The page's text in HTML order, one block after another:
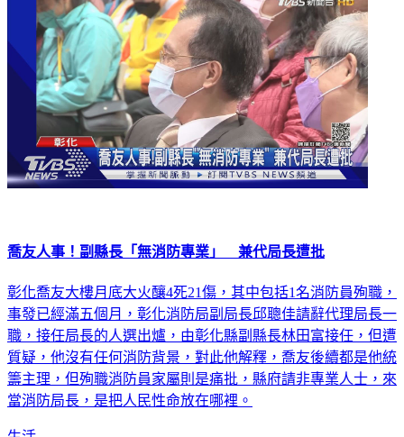
喬友人事！副縣長「無消防專業」 兼代局長遭批
彰化喬友大樓月底大火釀4死21傷，其中包括1名消防員殉職，
事發已經滿五個月，彰化消防局副局長邱聰佳請辭代理局長一
職，接任局長的人選出爐，由彰化縣副縣長林田富接任，但遭
質疑，他沒有任何消防背景，對此他解釋，喬友後續都是他統
籌主理，但殉職消防員家屬則是痛批，縣府請非專業人士，來
當消防局長，是把人民性命放在哪裡。